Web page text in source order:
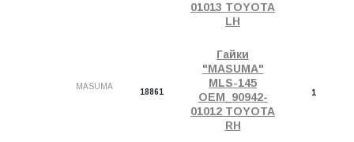
01013 TOYOTA
LH
MASUMA
18861
Гайки
"MASUMA"
MLS-145
OEM_90942-
01012 TOYOTA
RH
1